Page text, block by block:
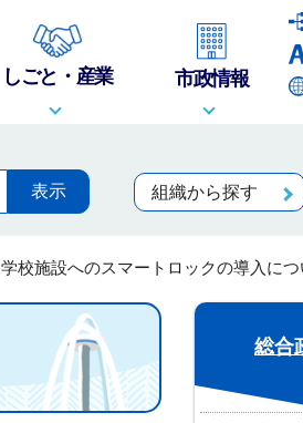
しごと・産業 市政情報
組織から探す
学校施設へのスマートロックの導入につ
総合